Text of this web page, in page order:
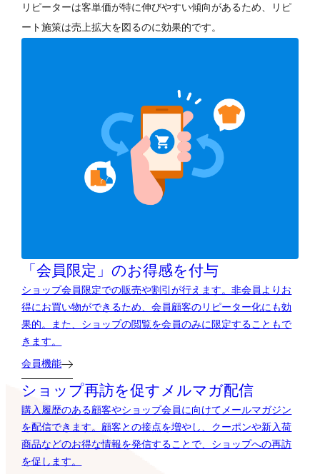
リピーターは客単価が特に伸びやすい傾向があるため、リピ
ート施策は売上拡大を図るのに効果的です。
「会員限定」のお得感を付与
ショップ会員限定での販売や割引が行えます。非会員よりお
得にお買い物ができるため、会員顧客のリピーター化にも効
果的。また、ショップの閲覧を会員のみに限定することもで
きます。
会員機能
ショップ再訪を促すメルマガ配信
購入履歴のある顧客やショップ会員に向けてメールマガジン
を配信できます。顧客との接点を増やし、クーポンや新入荷
商品などのお得な情報を発信することで、ショップへの再訪
を促します。